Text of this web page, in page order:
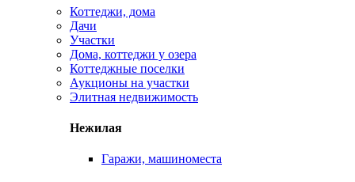
Коттеджи, дома
Дачи
Участки
Дома, коттеджи у озера
Коттеджные поселки
Аукционы на участки
Элитная недвижимость
Нежилая
Гаражи, машиноместа